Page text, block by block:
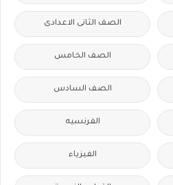
الصف الثانى الاعدادى
الصف الخامس
الصف السادس
الفرنسيه
الفيزياء